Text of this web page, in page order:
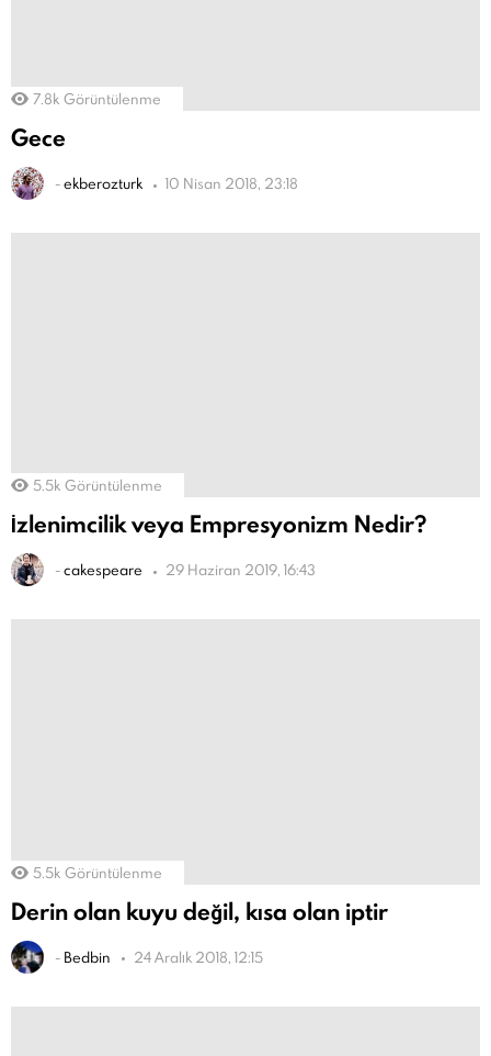
7.8k Görüntülenme
Gece
-ekberozturk 10 Nisan 2018, 23:18
5.5k Görüntülenme
İzlenimcilik veya Empresyonizm Nedir?
-cakespeare 29 Haziran 2019, 16:43
5.5k Görüntülenme
Derin olan kuyu değil, kısa olan iptir
- Bedbin 24 Aralık 2018, 12:15